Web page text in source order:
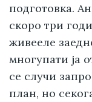
подготовка.
скоро три
живееле
многупати ја
се случи
план, но